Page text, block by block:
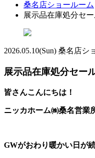
桑名店ショールーム
展示品在庫処分セー
2026.05.10(Sun) 桑名店シ
展示品在庫処分セー
皆さんこんにちは！
ニッカホーム㈱桑名営業
GWがおわり暖かい日が